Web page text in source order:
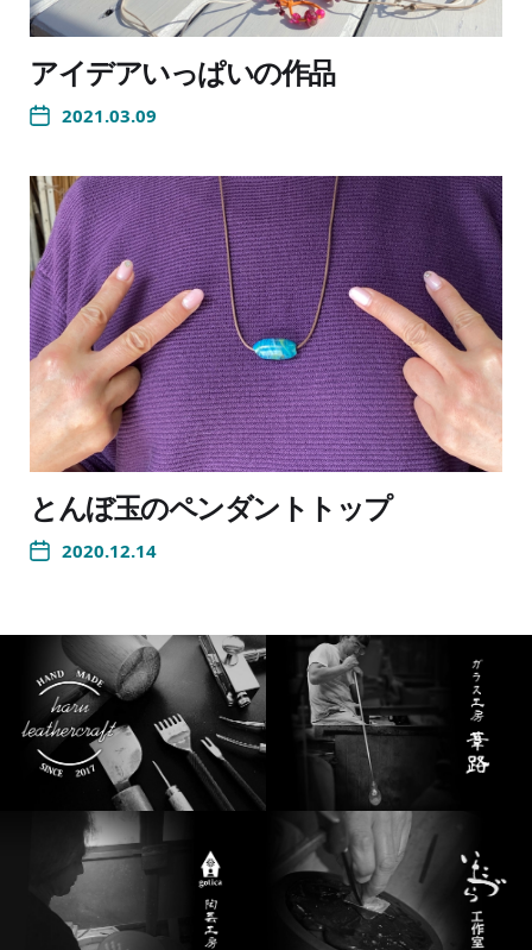
アイデアいっぱいの作品
2021.03.09
とんぼ玉のペンダントトップ
2020.12.14